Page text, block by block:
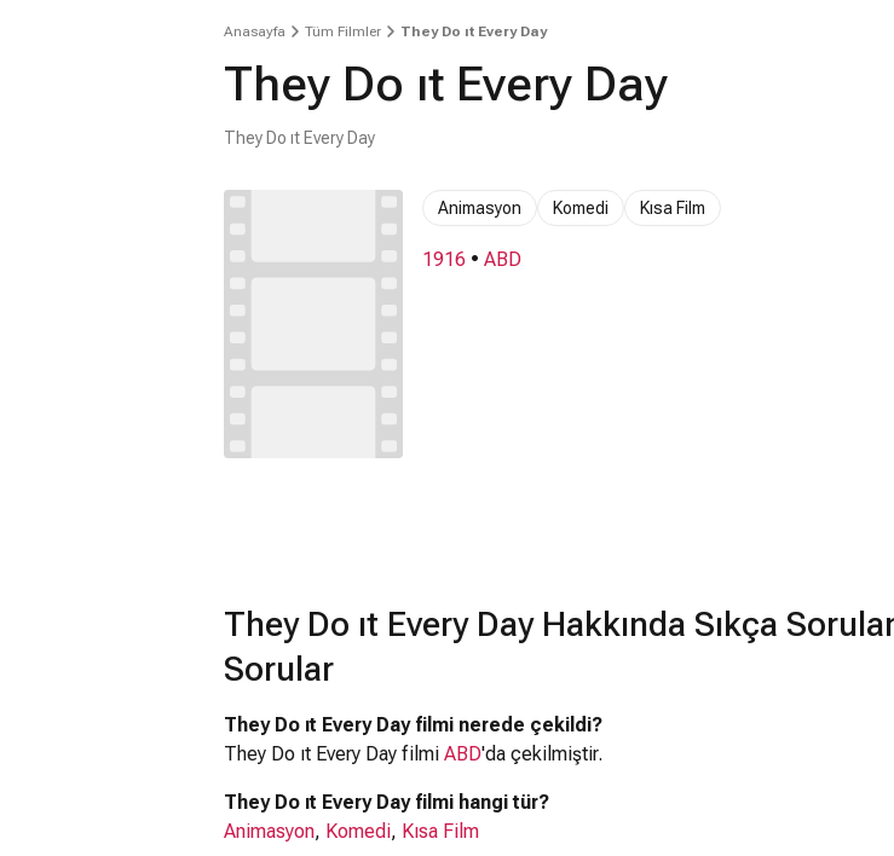
Anasayfa Tüm Filmler They Do ıt Every Day
They Do ıt Every Day
They Do ıt Every Day
Animasyon Komedi Kısa Film
1916 • ABD
They Do ıt Every Day Hakkında Sıkça
Sorular
They Do ıt Every Day filmi nerede çekildi?
They Do ıt Every Day filmi ABD'da çekilmiştir.
They Do ıt Every Day filmi hangi tür?
Animasyon, Komedi, Kısa Film